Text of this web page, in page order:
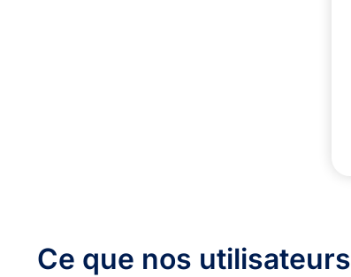
Ce que nos utilisateurs